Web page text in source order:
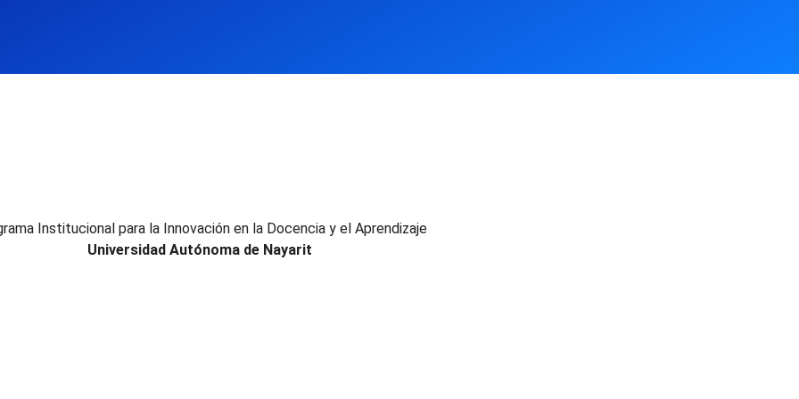
Institucional para la Innovación en la Docencia y el Aprendizaje
Universidad Autónoma de Nayarit